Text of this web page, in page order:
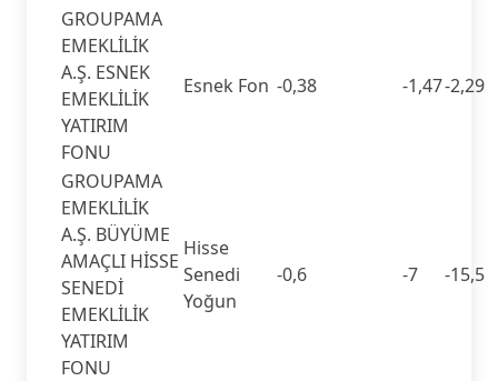
GROUPAMA
EMEKLİLİK
A.Ş. ESNEK
EMEKLİLİK
YATIRIM
FONU
Esnek Fon -0,38 -1,47-2,29
GROUPAMA
EMEKLİLİK
A.Ş. BÜYÜME
AMAÇLI HİSSE
SENEDİ
EMEKLİLİK
YATIRIM
FONU
Hisse
Senedi
Yoğun
-0,6 -7 -15,5